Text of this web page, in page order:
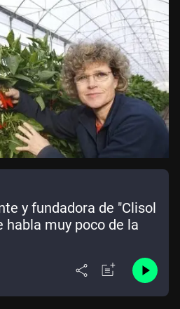
y fundadora de "Clisol
habla muy poco de la